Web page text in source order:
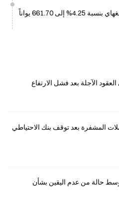
ارتفاع عقود خام النفط في شنغهاي بنسبة 4.25% إلى 661.70 يواناً
المشفرة بعد توقف بنك الاحتياطي
يهبط 9% في 15 مايو وسط حالة من عدم اليقين بشأن